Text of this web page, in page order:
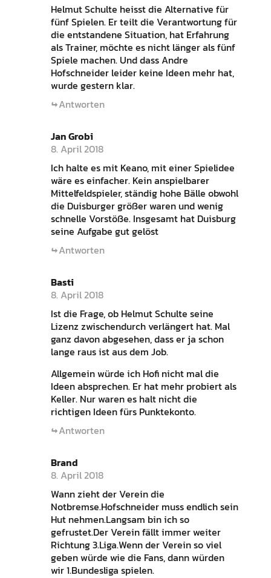
Helmut Schulte heisst die Alternative für
fünf Spielen. Er teilt die Verantwortung für
die entstandene Situation, hat Erfahrung
als Trainer, möchte es nicht länger als fünf
Spiele machen. Und dass Andre
Hofschneider leider keine Ideen mehr hat,
wurde gestern klar.
Antworten
Jan Grobi
8. April 2018
Ich halte es mit Keano, mit einer Spielidee
wäre es einfacher. Kein anspielbarer
Mittelfeldspieler, ständig hohe Bälle obwohl
die Duisburger größer waren und wenig
schnelle Vorstöße. Insgesamt hat Duisburg
seine Aufgabe gut gelöst
Antworten
Basti
8. April 2018
Ist die Frage, ob Helmut Schulte seine
Lizenz zwischendurch verlängert hat. Mal
ganz davon abgesehen, dass er ja schon
lange raus ist aus dem Job.
Allgemein würde ich Hofi nicht mal die
Ideen absprechen. Er hat mehr probiert als
Keller. Nur waren es halt nicht die
richtigen Ideen fürs Punktekonto.
Antworten
Brand
8. April 2018
Wann zieht der Verein die
Notbremse.Hofschneider muss endlich sein
Hut nehmen.Langsam bin ich so
gefrustet.Der Verein fällt immer weiter
Richtung 3.Liga.Wenn der Verein so viel
geben würde wie die Fans, dann würden
wir 1.Bundesliga spielen.